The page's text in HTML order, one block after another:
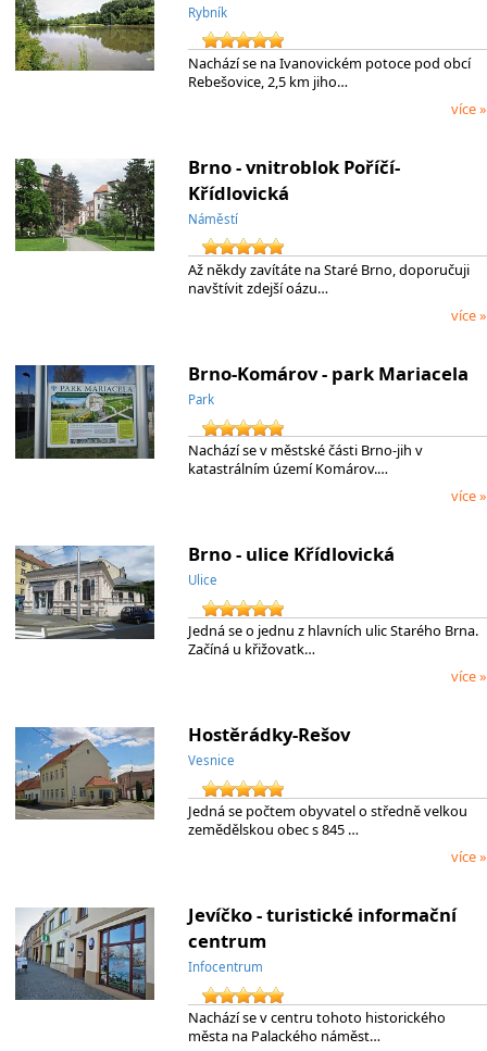
Rybník
Nachází se na Ivanovickém potoce pod obcí
Rebešovice, 2,5 km jiho…
více »
Brno - vnitroblok Poříčí-
Křídlovická
Náměstí
Až někdy zavítáte na Staré Brno, doporučuji
navštívit zdejší oázu…
více »
Brno-Komárov - park Mariacela
Park
Nachází se v městské části Brno-jih v
katastrálním území Komárov.…
více »
Brno - ulice Křídlovická
Ulice
Jedná se o jednu z hlavních ulic Starého Brna.
Začíná u křižovatk…
více »
Hostěrádky-Rešov
Vesnice
Jedná se počtem obyvatel o středně velkou
zemědělskou obec s 845 …
více »
Jevíčko - turistické informační
centrum
Infocentrum
Nachází se v centru tohoto historického
města na Palackého náměst…